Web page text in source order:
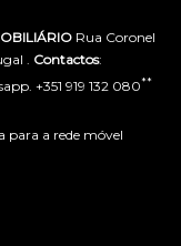
Rua Coronel
. Contactos:
+351 919 132 080**
para a rede móvel